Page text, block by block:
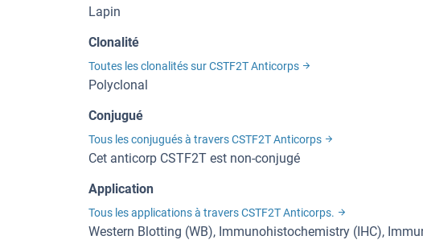
Lapin
Clonalité
Toutes les clonalités sur CSTF2T Anticorps
Polyclonal
Conjugué
Tous les conjugués à travers CSTF2T Anticorps
Cet anticorp CSTF2T est non-conjugé
Application
Tous les applications à travers CSTF2T Anticorps.
Western Blotting (WB), Immunohistochemistry (IHC),